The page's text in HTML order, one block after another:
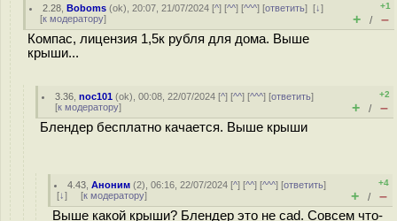
2.28 ,Boboms (ok), 20:07, 21/07/2024 [^] [^^] [^^^] [ответить][↓]
[к модератору]
+1
+ / –
Компас, лицензия 1,5к рубля для дома. Выше
крыши...
3.36 ,noc101 (ok), 00:08, 22/07/2024 [^] [^^] [^^^] [ответить]
[к модератору]
+2
+ / –
Блендер бесплатно качается. Выше крыши
4.43 ,Аноним (2), 06:16, 22/07/2024 [^] [^^] [^^^] [ответить]
[↓] [к модератору]
+4
+ / –
Выше какой крыши? Блендер это не cad. Совсем что-